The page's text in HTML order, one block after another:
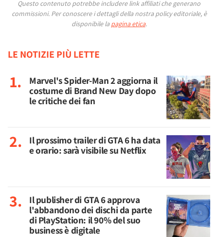
Questo contenuto potrebbe includere link affiliati che generano
commissioni. Per conoscere i dettagli della nostra policy editoriale, è
disponibile la pagina etica.
LE NOTIZIE PIÙ LETTE
Marvel's Spider-Man 2 aggiorna il
costume di Brand New Day dopo
le critiche dei fan
Il prossimo trailer di GTA 6 ha data
e orario: sarà visibile su Netflix
Il publisher di GTA 6 approva
l'abbandono dei dischi da parte
di PlayStation: il 90% del suo
business è digitale